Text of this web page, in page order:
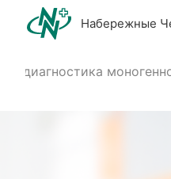
Набережные
диагностика